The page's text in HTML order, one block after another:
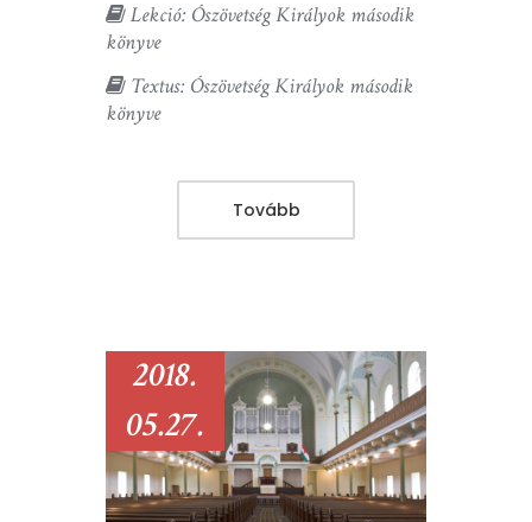
Lekció: Ószövetség Királyok második
könyve
Textus: Ószövetség Királyok második
könyve
Tovább
2018.
05.27.